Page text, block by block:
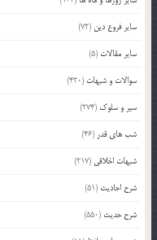
سایر فروع دین (72)
سایر مقالات (5)
سوالات و شبهات (420)
سیر و سلوک (274)
شب های قدر (46)
شبهات اخلاقی (217)
شرح احادیث (51)
شرح حدیث (550)